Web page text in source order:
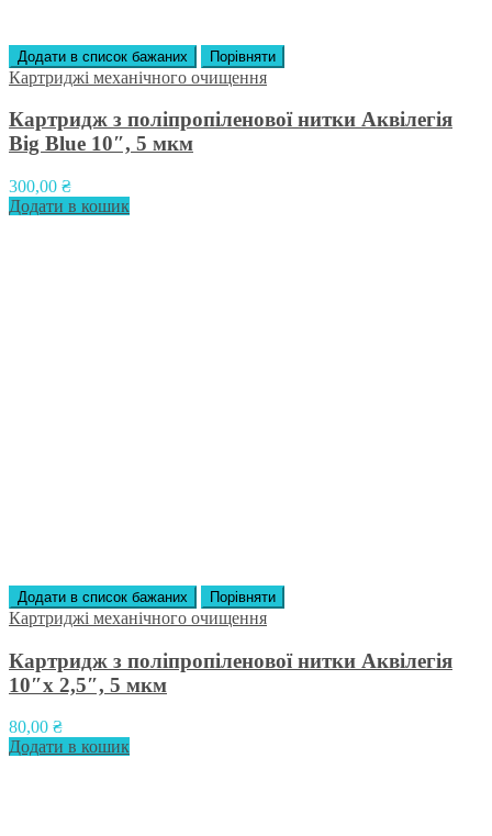
Додати в список бажаних Порівняти
Картриджі механічного очищення
Картридж з поліпропіленової нитки Аквілегія
Big Blue 10″, 5 мкм
300,00 ₴
Додати в кошик
Додати в список бажаних Порівняти
Картриджі механічного очищення
Картридж з поліпропіленової нитки Аквілегія
10″х 2,5″, 5 мкм
80,00 ₴
Додати в кошик